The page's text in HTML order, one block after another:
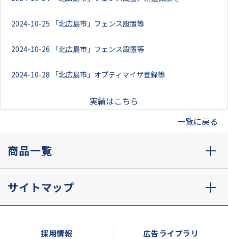
2024-10-25 「北広島市」フェンス設置等
2024-10-26 「北広島市」フェンス設置等
2024-10-28 「北広島市」オプティマイザ登録等
実績はこちら
一覧に戻る
商品一覧
サイトマップ
採用情報 広告ライブラリ